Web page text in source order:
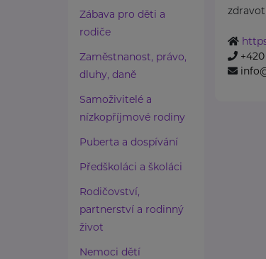
Zábava pro děti a
rodiče
Zaměstnanost, právo,
dluhy, daně
Samoživitelé a
nízkopříjmové rodiny
Puberta a dospívání
Předškoláci a školáci
Rodičovství,
partnerství a rodinný
život
Nemoci dětí
+420